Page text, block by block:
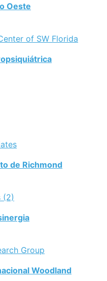
Oeste
de Richmond
Woodland